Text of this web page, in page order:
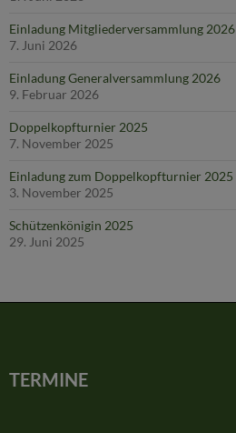
Einladung Mitgliederversammlung 2026
7. Juni 2026
Einladung Generalversammlung 2026
9. Februar 2026
Doppelkopfturnier 2025
7. November 2025
Einladung zum Doppelkopfturnier 2025
3. November 2025
Schützenkönigin 2025
29. Juni 2025
TERMINE